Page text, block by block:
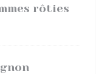
rôties